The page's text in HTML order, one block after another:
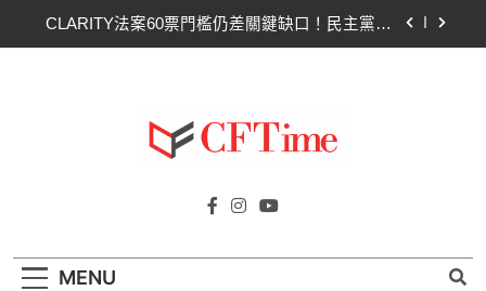
CLARITY法案60票門檻仍差關鍵缺口！民主黨七
Hut 8淨虧1.77億美元股價急挫！比特幣持倉縮水成
主因 市場聚焦比特幣波動
CLARITY法案60票門檻仍差關鍵缺口！民主黨七
SpaceX上市後首份季報：營收78億超預期 比特幣
Cftime.io
AI（ChatGPT）、區塊鏈、NFT、加密貨
MENU